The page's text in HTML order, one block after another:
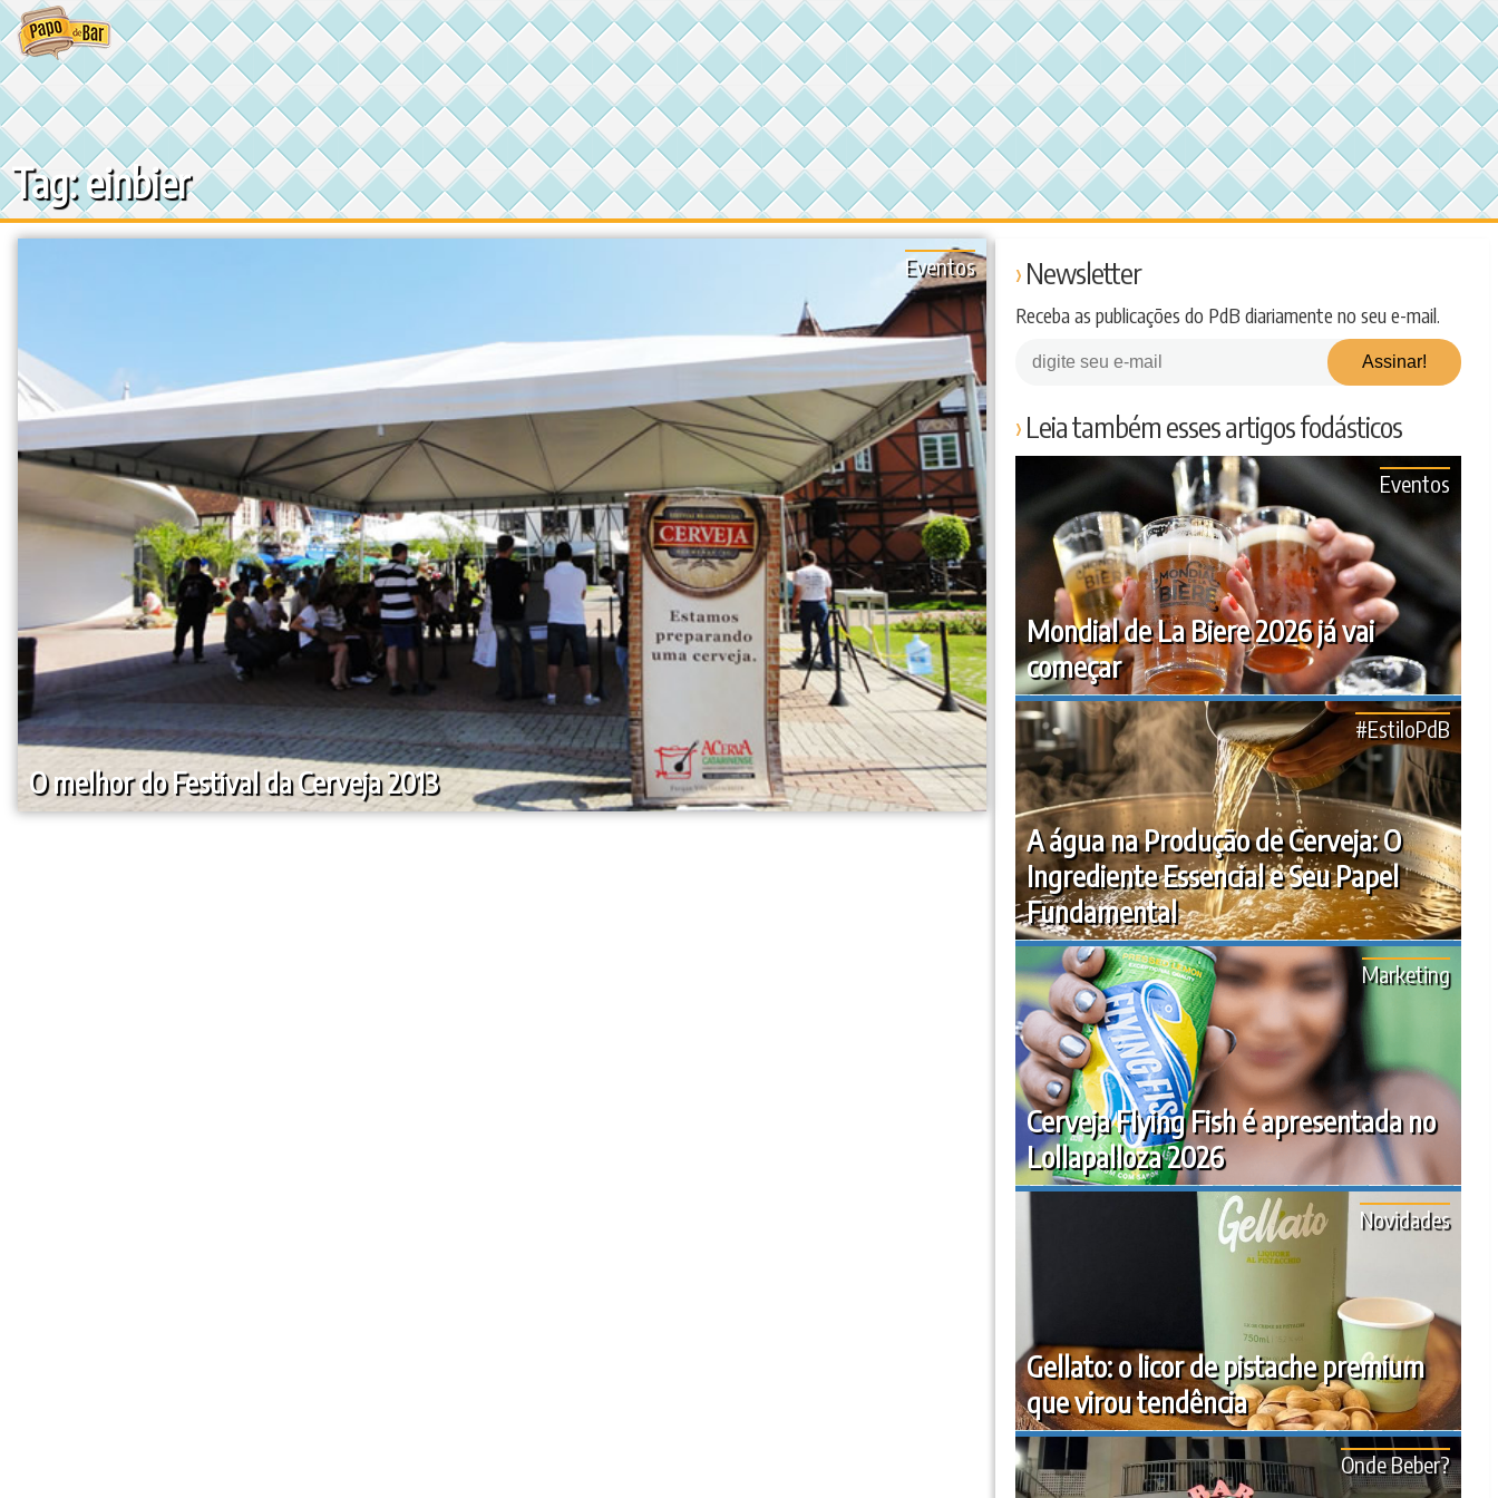
Ir
para
o
conteúdo
Tag: einbier
O melhor do Festival da Cerveja 2013
Eventos Newsletter
Receba as publicações do PdB diariamente no seu e-mail.
Leia também esses artigos fodásticos
Mondial de La Biere 2026 já vai
começar
Eventos
A água na Produção de Cerveja: O
Ingrediente Essencial e Seu Papel
Fundamental
#EstiloPdB
Cerveja Flying Fish é apresentada no
Lollapalloza 2026
Marketing
Gellato: o licor de pistache premium
que virou tendência
Novidades
Onde Beber?